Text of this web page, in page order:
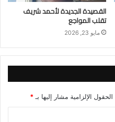
القصيدة الجديدة لأحمد شريف
تقلب المواجع
مايو 23, 2026
الحقول الإلزامية مشار إليها بـ *